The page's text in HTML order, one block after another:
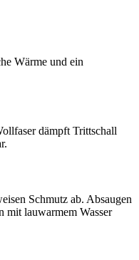
Wärme und ein
dämpft Trittschall
Schmutz ab. Absaugen
mit lauwarmem Wasser